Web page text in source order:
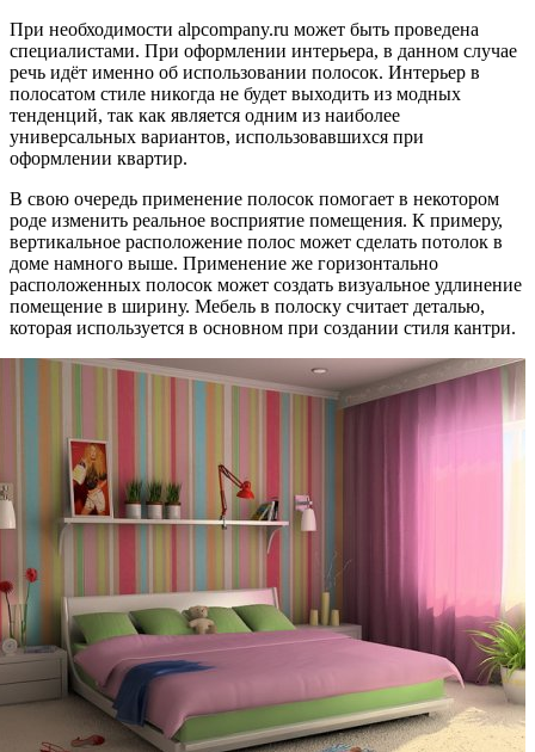
При необходимости alpcompany.ru может быть проведена
специалистами. При оформлении интерьера, в данном случае
речь идёт именно об использовании полосок. Интерьер в
полосатом стиле никогда не будет выходить из модных
тенденций, так как является одним из наиболее
универсальных вариантов, использовавшихся при
оформлении квартир.
В свою очередь применение полосок помогает в некотором
роде изменить реальное восприятие помещения. К примеру,
вертикальное расположение полос может сделать потолок в
доме намного выше. Применение же горизонтально
расположенных полосок может создать визуальное удлинение
помещение в ширину. Мебель в полоску считает деталью,
которая используется в основном при создании стиля кантри.